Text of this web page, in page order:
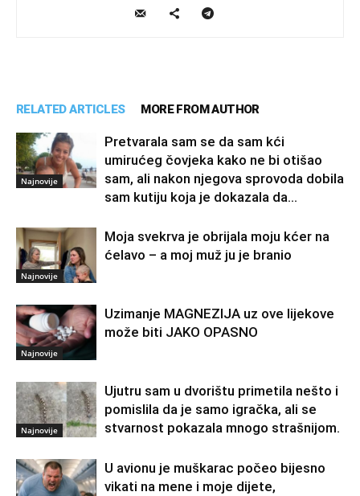
RELATED ARTICLES MORE FROM AUTHOR
Najnovije
Pretvarala sam se da sam kći
umirućeg čovjeka kako ne bi otišao
sam, ali nakon njegova sprovoda dobila
sam kutiju koja je dokazala da...
Najnovije
Moja svekrva je obrijala moju kćer na
ćelavo – a moj muž ju je branio
Najnovije
Uzimanje MAGNEZIJA uz ove lijekove
može biti JAKO OPASNO
Najnovije
Ujutru sam u dvorištu primetila nešto i
pomislila da je samo igračka, ali se
stvarnost pokazala mnogo strašnijom.
U avionu je muškarac počeo bijesno
vikati na mene i moje dijete,